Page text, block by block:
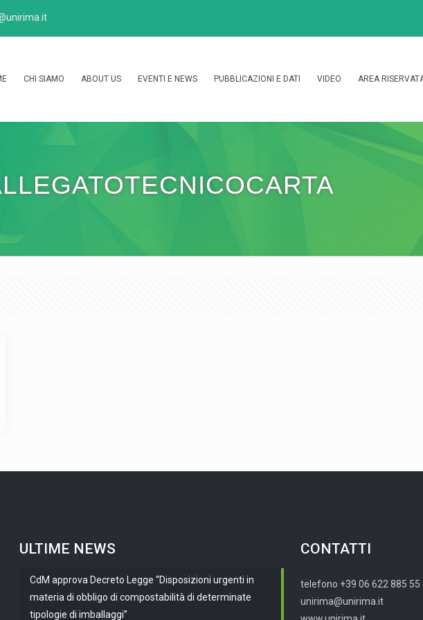
CHI SIAMO ABOUT US EVENTI E NEWS PUBBLICAZIONI E DATI VIDEO AREA
ULTIME NEWS
CdM approva Decreto Legge “Disposizioni urgenti in
materia di obbligo di compostabilità di determinate
tipologie di imballaggi”
CONTATTI
telefono +39 06 622 885 55
unirima@unirima.it